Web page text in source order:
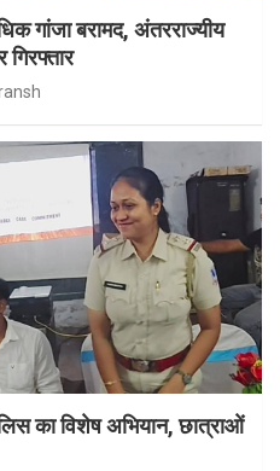
गांजा बरामद, अंतरराज्यीय
गिरफ्तार
का विशेष अभियान, छात्राओं